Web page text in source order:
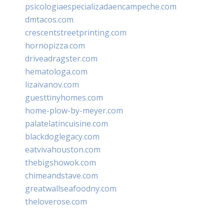
psicologiaespecializadaencampeche.com
dmtacos.com
crescentstreetprinting.com
hornopizza.com
driveadragster.com
hematologa.com
lizaivanov.com
guesttinyhomes.com
home-plow-by-meyer.com
palatelatincuisine.com
blackdoglegacy.com
eatvivahouston.com
thebigshowok.com
chimeandstave.com
greatwallseafoodny.com
theloverose.com